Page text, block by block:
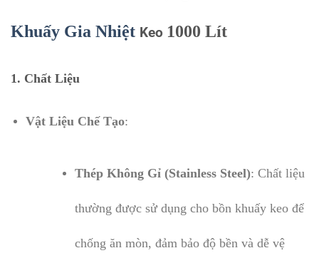
Khuấy Gia Nhiệt Keo 1000 Lít
1. Chất Liệu
Vật Liệu Chế Tạo:
Thép Không Gỉ (Stainless Steel): Chất liệu
thường được sử dụng cho bồn khuấy keo để
chống ăn mòn, đảm bảo độ bền và dễ vệ